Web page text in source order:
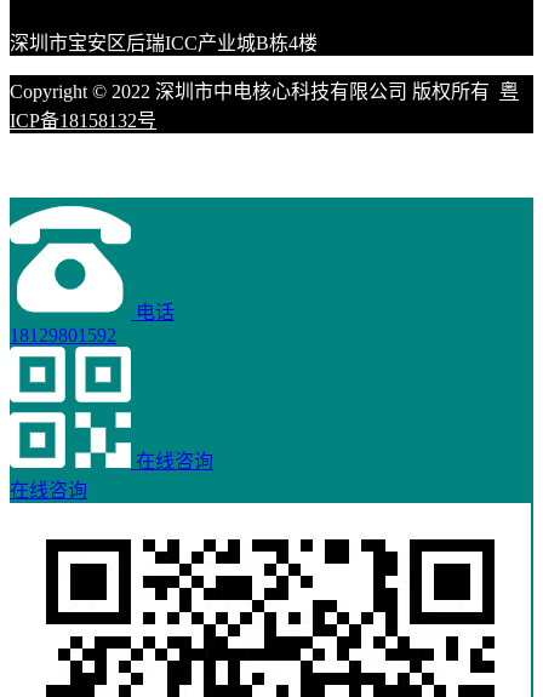
深圳市宝安区后瑞ICC产业城B栋4楼
Copyright © 2022 深圳市中电核心科技有限公司 版权所有 粤
ICP备18158132号
电话
18129801592
在线咨询
在线咨询